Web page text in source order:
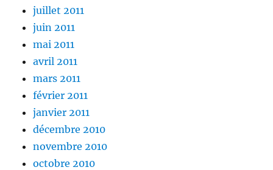
juillet 2011
juin 2011
mai 2011
avril 2011
mars 2011
février 2011
janvier 2011
décembre 2010
novembre 2010
octobre 2010